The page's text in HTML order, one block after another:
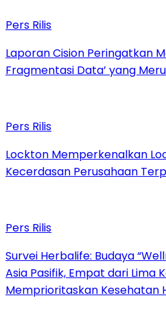
Pers Rilis
Laporan Cision Peringatkan
Fragmentasi Data’ yang
Pers Rilis
Lockton Memperkenalkan
Kecerdasan Perusahaan
Pers Rilis
Survei Herbalife: Budaya
Asia Pasifik, Empat dari Lima
Memprioritaskan Kesehatan